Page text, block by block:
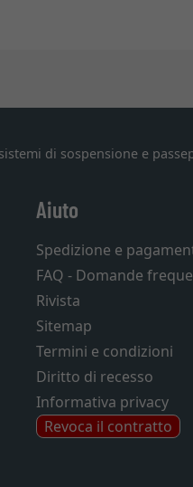
di sospensione e
Aiuto
Spedizione e
FAQ - Domande
Rivista
Sitemap
Termini e condizioni
Diritto di recesso
Informativa privacy
Revoca il contratto